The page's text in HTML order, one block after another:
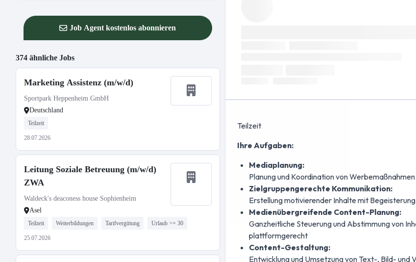
Job Agent kostenlos abonnieren
374 ähnliche Jobs
Marketing Assistenz (m/w/d)
Sportpark Heppenheim GmbH
Deutschland
Teilzeit
28.07.2026
Leitung Soziale Betreuung (m/w/d)
ZWA
Waldeck's deaconess house Sophienheim
Asel
Teilzeit Weiterbildungen Tarifvergütung Urlaub >= 30
25.07.2026